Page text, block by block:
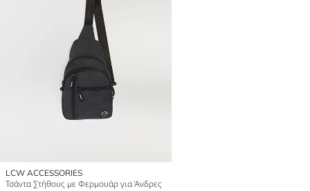
LCW ACCESSORIES
Τσάντα Στήθους με Φερμουάρ για Άνδρες